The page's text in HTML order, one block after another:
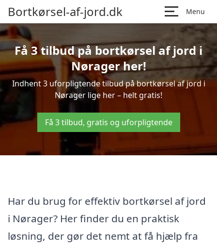
Bortkørsel-af-jord.dk Menu
Få 3 tilbud på bortkørsel af jord i
Nørager her!
Indhent 3 uforpligtende tilbud på bortkørsel af jord i
Nørager lige her – helt gratis!
Få 3 tilbud, gratis og uforpligtende
Har du brug for effektiv bortkørsel af jord
i Nørager? Her finder du en praktisk
løsning, der gør det nemt at få hjælp fra